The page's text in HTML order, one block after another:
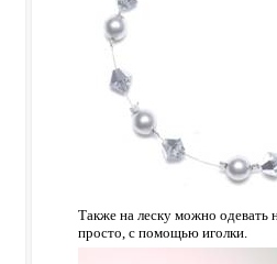
Также на леску можно одевать
просто, с помощью иголки.